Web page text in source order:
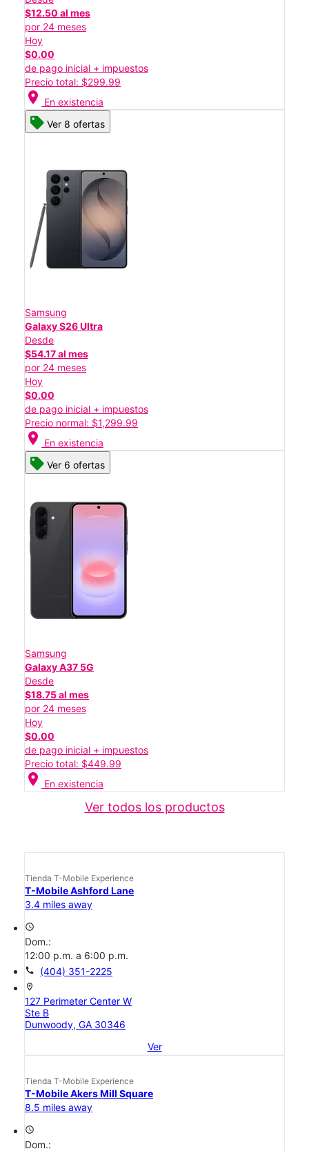
$12.50 al mes
por 24 meses
Hoy
$0.00
de pago inicial + impuestos
Precio total: $299.99
location_on En existencia
Ver 8 ofertas
Samsung
Galaxy S26 Ultra
Desde
$54.17 al mes
por 24 meses
Hoy
$0.00
de pago inicial + impuestos
Precio normal: $1,299.99
location_on En existencia
Ver 6 ofertas
Samsung
Galaxy A37 5G
Desde
$18.75 al mes
por 24 meses
Hoy
$0.00
de pago inicial + impuestos
Precio total: $449.99
location_on En existencia
Ver todos los productos
Tienda T-Mobile Experience
T-Mobile Ashford Lane
3.4 miles away
access_time
Dom.:
12:00 p.m. a 6:00 p.m.
call (404) 351-2225
location_on
127 Perimeter Center W
Ste B
Dunwoody, GA 30346
Ver
Tienda T-Mobile Experience
T-Mobile Akers Mill Square
8.5 miles away
access_time
Dom.: